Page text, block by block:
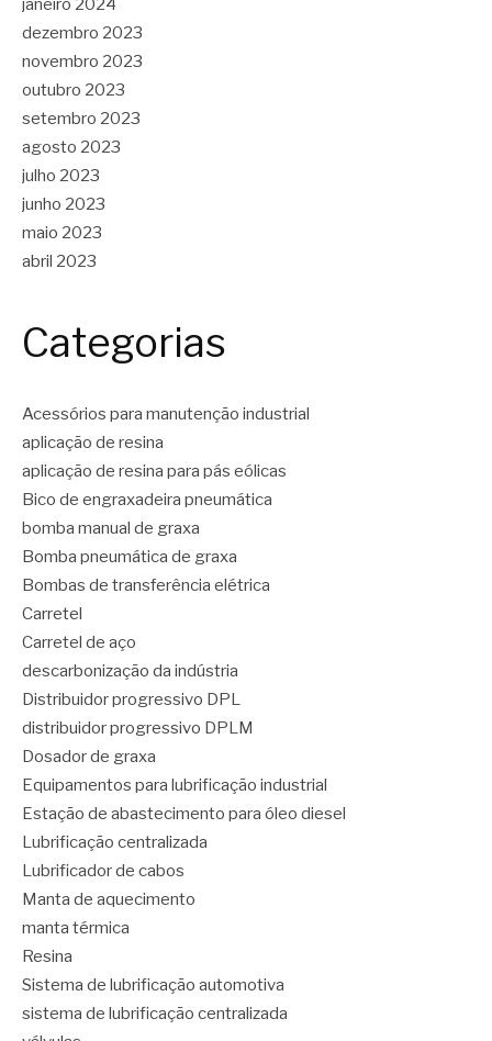
janeiro 2024
dezembro 2023
novembro 2023
outubro 2023
setembro 2023
agosto 2023
julho 2023
junho 2023
maio 2023
abril 2023
Categorias
Acessórios para manutenção industrial
aplicação de resina
aplicação de resina para pás eólicas
Bico de engraxadeira pneumática
bomba manual de graxa
Bomba pneumática de graxa
Bombas de transferência elétrica
Carretel
Carretel de aço
descarbonização da indústria
Distribuidor progressivo DPL
distribuidor progressivo DPLM
Dosador de graxa
Equipamentos para lubrificação industrial
Estação de abastecimento para óleo diesel
Lubrificação centralizada
Lubrificador de cabos
Manta de aquecimento
manta térmica
Resina
Sistema de lubrificação automotiva
sistema de lubrificação centralizada